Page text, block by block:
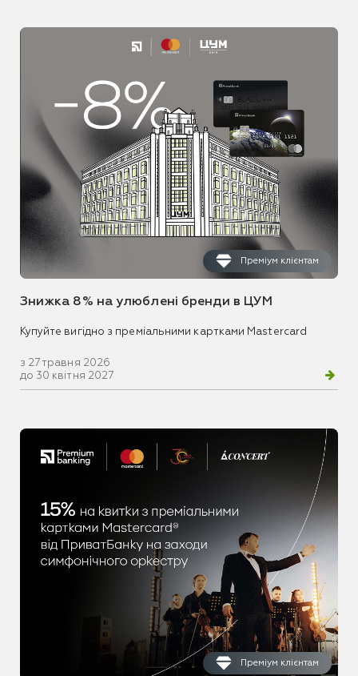
Преміум клієнтам
Знижка 8% на улюблені бренди в ЦУМ
Купуйте вигідно з преміальними картками Mastercard
з 27 травня 2026
до 30 квітня 2027
Преміум клієнтам